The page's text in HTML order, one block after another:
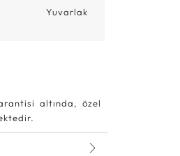
Yuvarlak
altında, özel